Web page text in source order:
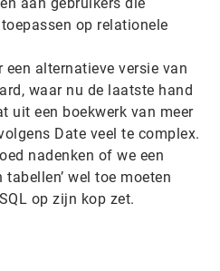
op relationele
alternatieve versie van
waar nu de laatste hand
uit een boekwerk van meer
Date veel te complex.
nadenken of we een
wel toe moeten
op zijn kop zet.